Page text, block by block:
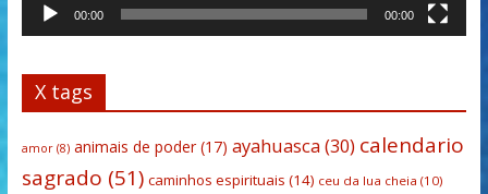
00:00 00:00
X tags
amor(8) animais de poder(17) ayahuasca(30) calendario
sagrado (51) caminhos espirituais (14) ceu da lua cheia (10)